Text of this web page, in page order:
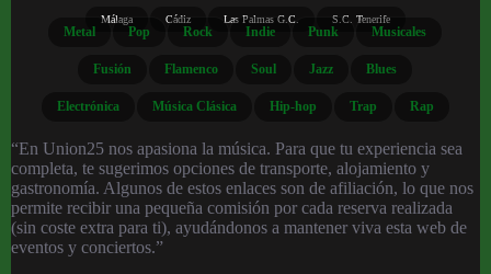
Málaga Cádiz Las Palmas G.C. S.C. Tenerife
Metal Pop Rock Indie Punk Musicales
Fusión Flamenco Soul Jazz Blues
Electrónica Música Clásica Hip-hop Trap Rap
“En Union25 nos apasiona la música. Para que tu experiencia sea
completa, te sugerimos opciones de transporte, alojamiento y
gastronomía. Algunos de estos enlaces son de afiliación, lo que nos
permite recibir una pequeña comisión por cada reserva realizada
(sin coste extra para ti), ayudándonos a mantener viva esta web de
eventos y conciertos.”